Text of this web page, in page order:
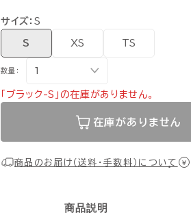
サイズ：S
S XS TS
数量：
「ブラック-S」の在庫がありません。
在庫がありません
商品のお届け（送料・手数料）について
商品説明